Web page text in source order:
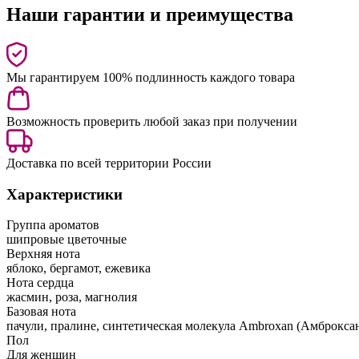
Наши гарантии и преимущества
Мы гарантируем 100% подлинность каждого товара
Возможность проверить любой заказ при получении
Доставка по всей территории России
Характеристики
Группа ароматов
шипровые цветочные
Верхняя нота
яблоко, бергамот, ежевика
Нота сердца
жасмин, роза, магнолия
Базовая нота
пачули, пралине, синтетическая молекула Ambroxan
Пол
Для женщин